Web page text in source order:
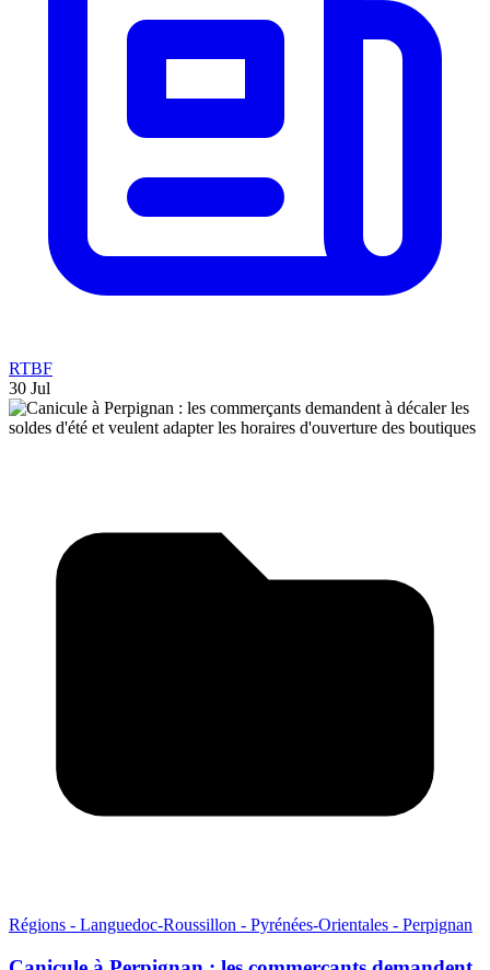
RTBF
30 Jul
Régions - Languedoc-Roussillon - Pyrénées-Orientales - Perpignan